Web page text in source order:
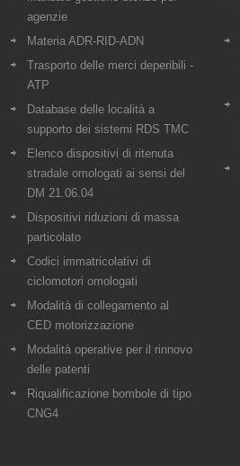
agenzie
Materia ADR-RID-ADN
Trasporto delle merci deperibili -
ATP
Database delle località a
supporto dei sistemi RDS TMC
Elenco dispositivi di ritenuta
stradale omologati ai sensi del
DM 21.06.04
Dispositivi riduzioni di massa
particolato
Codici immatricolativi di
ciclomotori omologati
Modalità di collegamento al
CED motorizzazione
Modalità operative per il rinnovo
delle patenti
Riqualificazione bombole di tipo
CNG4